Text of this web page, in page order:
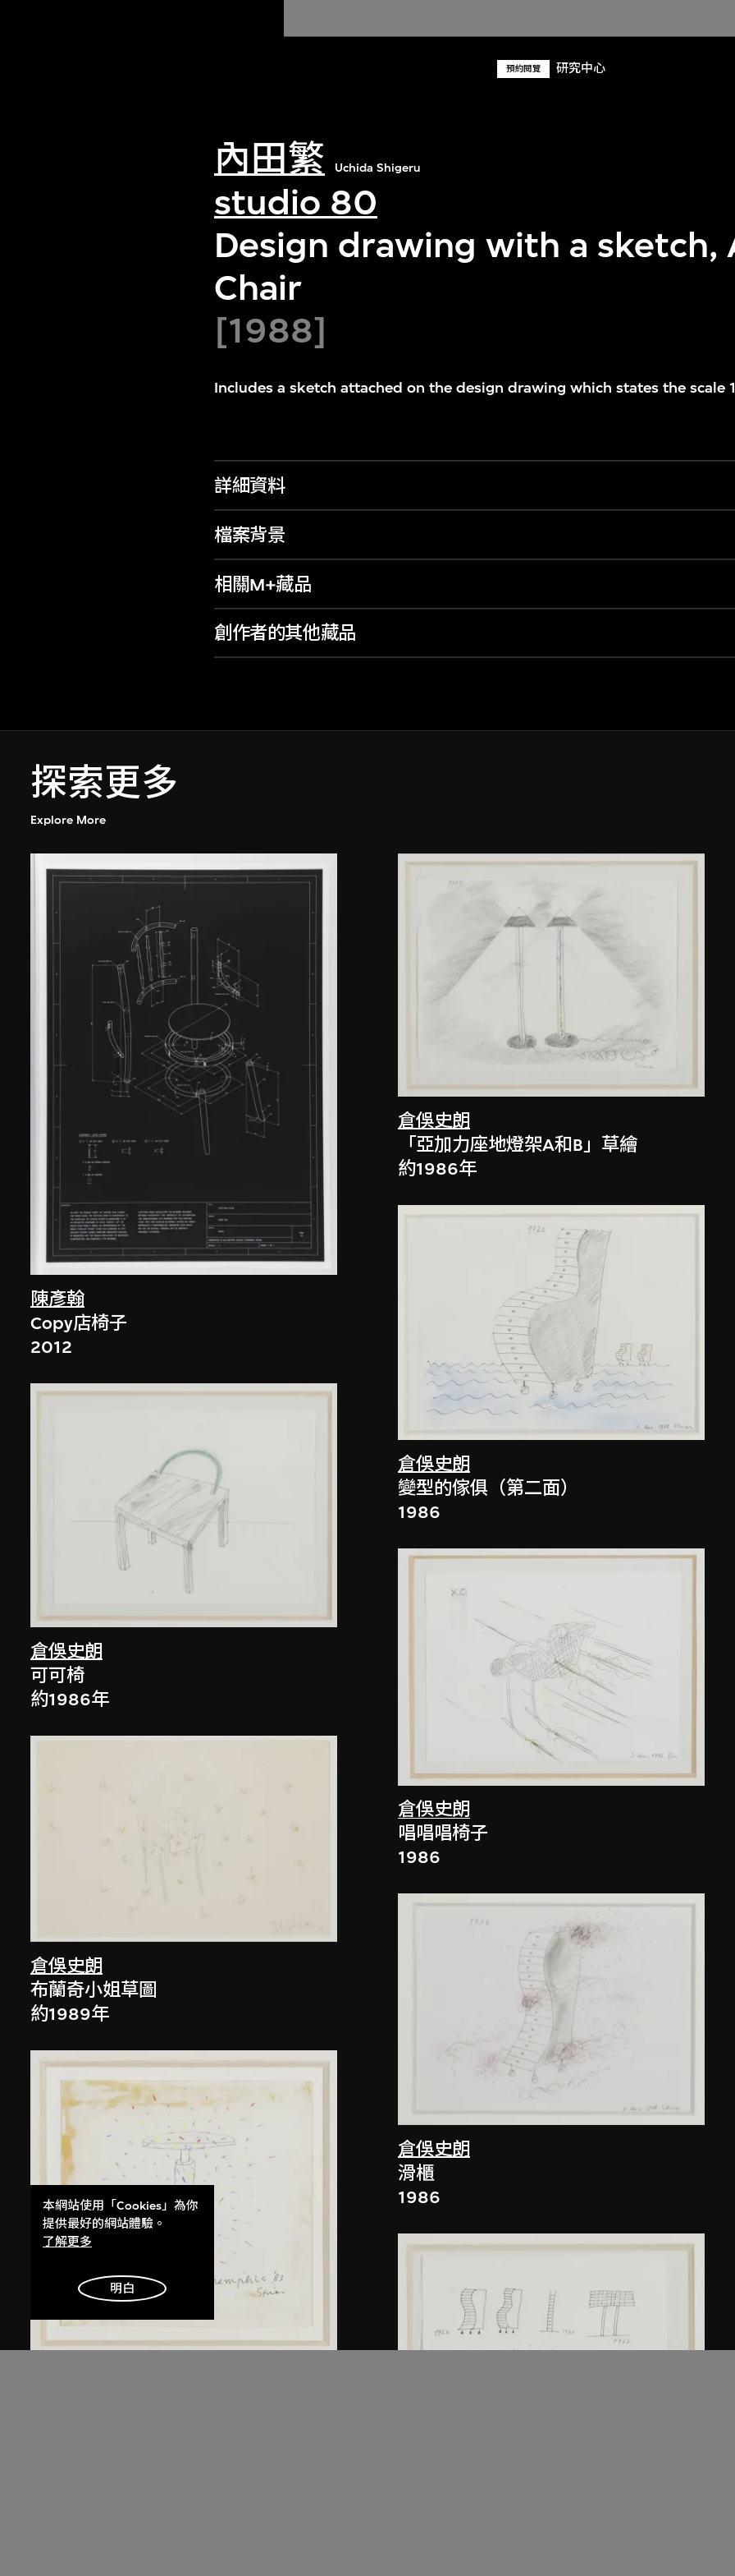
預約閱覽 研究中心
內田繁 Uchida Shigeru
studio 80
Design drawing with a sketch,
Chair
[1988]
Includes a sketch attached on the design drawing which states the scale
詳細資料
檔案背景
相關M+藏品
創作者的其他藏品
探索更多
Explore More
陳彥翰
Copy店椅子
2012
倉俁史朗
可可椅
約1986年
倉俁史朗
布蘭奇小姐草圖
約1989年
倉俁史朗
「亞加力座地燈架A和B」草繪
約1986年
倉俁史朗
變型的傢俱（第二面）
1986
倉俁史朗
唱唱唱椅子
1986
倉俁史朗
滑櫃
1986
本網站使用「Cookies」為你
提供最好的網站體驗。
了解更多
明白